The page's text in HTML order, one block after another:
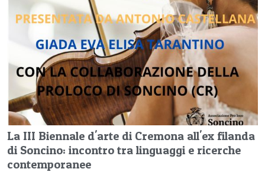
La III Biennale d'arte di Cremona all'ex filanda
di Soncino: incontro tra linguaggi e ricerche
contemporanee